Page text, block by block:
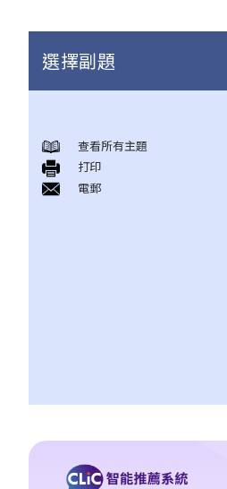
選擇副題
A. 受僱工作的地點
B. 計算薪俸稅的初步指引
1. 我的薪俸收入包括有花紅、津
此項收入？
查看所有主題
打印
電郵